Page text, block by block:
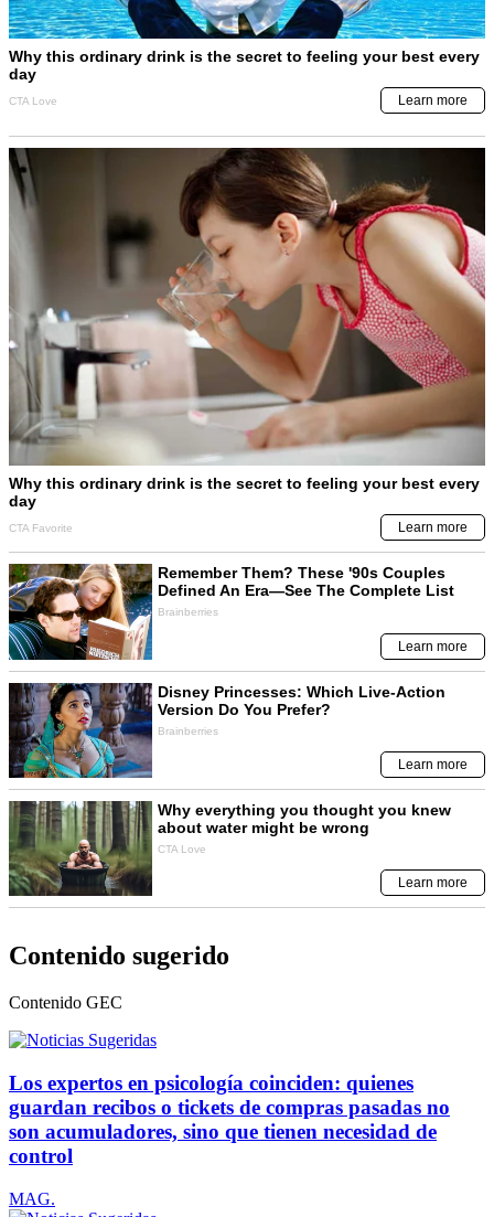
Contenido sugerido
Contenido GEC
Los expertos en psicología coinciden: quienes
guardan recibos o tickets de compras pasadas no
son acumuladores, sino que tienen necesidad de
control
MAG.